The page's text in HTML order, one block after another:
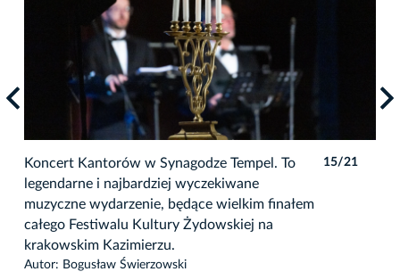
Koncert Kantorów w Synagodze Tempel. To
legendarne i najbardziej wyczekiwane
muzyczne wydarzenie, będące wielkim finałem
całego Festiwalu Kultury Żydowskiej na
krakowskim Kazimierzu.
Autor: Bogusław Świerzowski
15/21